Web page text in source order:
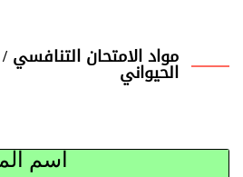
مواد الامتحان التنافسي
الحيواني
اسم